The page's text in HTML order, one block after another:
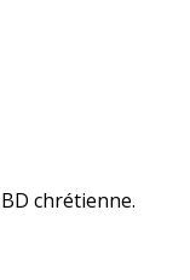
chrétienne.